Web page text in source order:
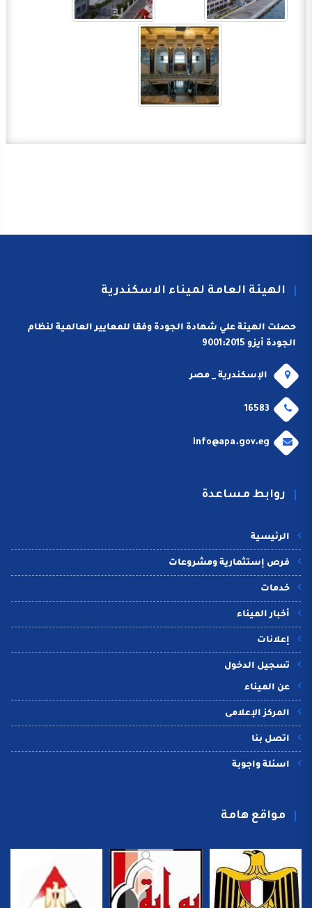
الهيئة العامة لميناء الاسكندرية
حصلت الهيئة علي شهادة الجودة وفقا للمعايير العالمية لنظام
الجودة أيزو 9001:2015
الإسكندرية _ مصر
16583
info@apa.gov.eg
روابط مساعدة
الرئيسية
فرص إستثمارية ومشروعات
خدمات
أخبار الميناء
إعلانات
تسجيل الدخول
عن الميناء
المركز الإعلامى
اتصل بنا
اسئلة واجوبة
مواقع هامة